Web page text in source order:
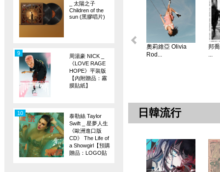
_ 太陽之子
Children of the
sun (黑膠唱片)
周湯豪 NICK _
《LOVE RAGE
HOPE》平裝版
【內附贈品：霧
膜貼紙】
9
泰勒絲 Taylor
Swift _ 星夢人生
《歐洲進口版
CD》 The Life of
a Showgirl【預購
贈品：LOGO貼
10
奧莉維亞 Olivia
Rod...
邦
...
日韓流行